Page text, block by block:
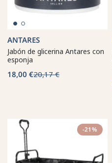
ANTARES
Jabón de glicerina Antares con
esponja
18,00 €20,17 €
-21%